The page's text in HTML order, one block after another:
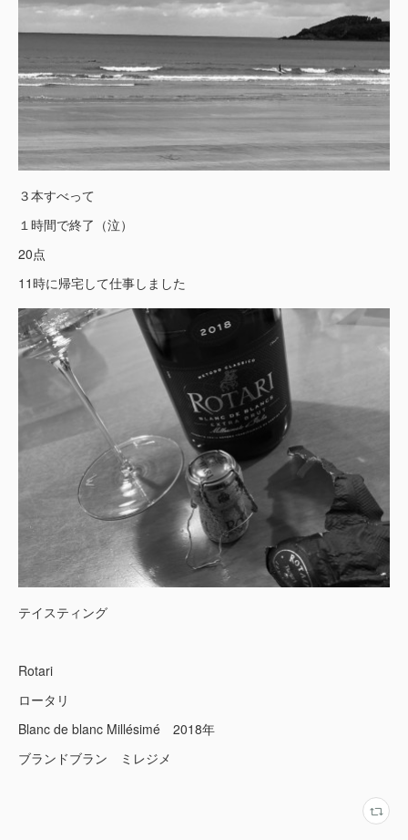
３本すべって
１時間で終了（泣）
20点
11時に帰宅して仕事しました
テイスティング
Rotari
ロータリ
Blanc de blanc Millésimé 2018年
ブランドブラン ミレジメ